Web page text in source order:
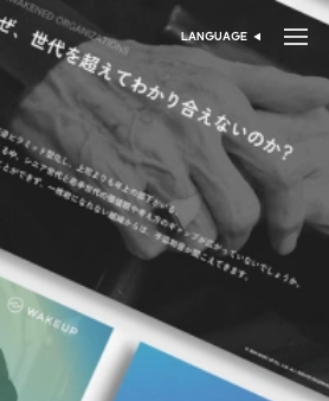
בחר שפה
LANGUAGE